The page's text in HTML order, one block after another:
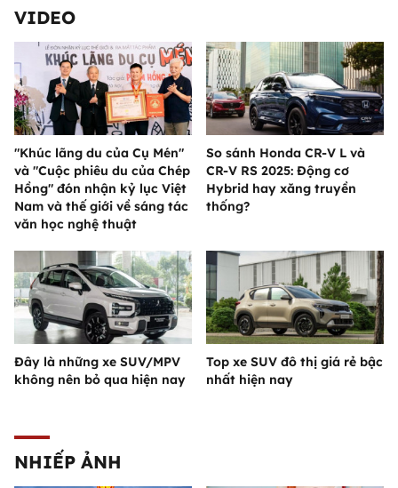
VIDEO
"Khúc lãng du của Cụ Mén"
và "Cuộc phiêu du của Chép
Hồng" đón nhận kỷ lục Việt
Nam và thế giới về sáng tác
văn học nghệ thuật
So sánh Honda CR-V L và
CR-V RS 2025: Động cơ
Hybrid hay xăng truyền
thống?
Đây là những xe SUV/MPV
không nên bỏ qua hiện nay
Top xe SUV đô thị giá rẻ bậc
nhất hiện nay
NHIẾP ẢNH